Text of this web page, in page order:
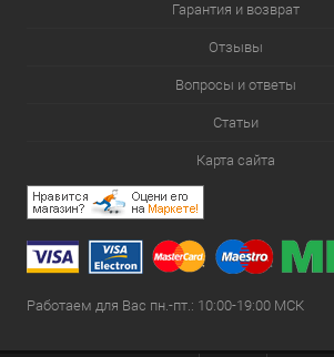
Гарантия и возврат
Отзывы
Вопросы и ответы
Статьи
Карта сайта
Работаем для Вас пн.-пт.: 10:00-19:00 МСК